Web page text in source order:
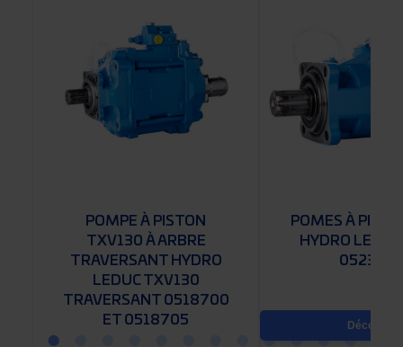
POMPE À PISTON
TXV130 À ARBRE
TRAVERSANT HYDRO
LEDUC TXV130
TRAVERSANT 0518700
ET 0518705
POMES À
HYDRO
Découvrir